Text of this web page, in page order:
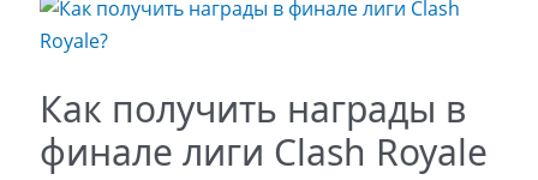
Как получить награды в
финале лиги Clash Royale